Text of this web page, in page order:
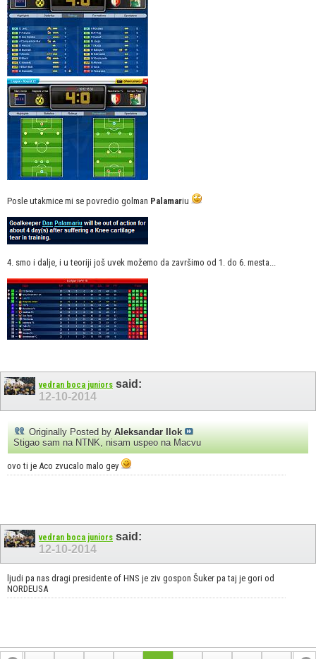
Posle utakmice mi se povredio golman Palamariu
4. smo i dalje, i u teoriji još uvek možemo da završimo od 1. do 6. mesta...
vedran boca juniors said:
12-10-2014
Originally Posted by Aleksandar Ilok
Stigao sam na NTNK, nisam uspeo na Macvu
ovo ti je Aco zvucalo malo gey
vedran boca juniors said:
12-10-2014
ljudi pa nas dragi presidente of HNS je ziv gospon Šuker pa taj je gori od
NORDEUSA